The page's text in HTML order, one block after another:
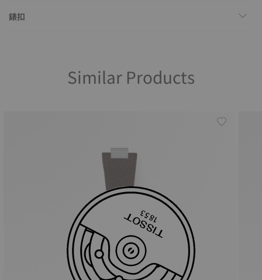
錶扣
Similar Products